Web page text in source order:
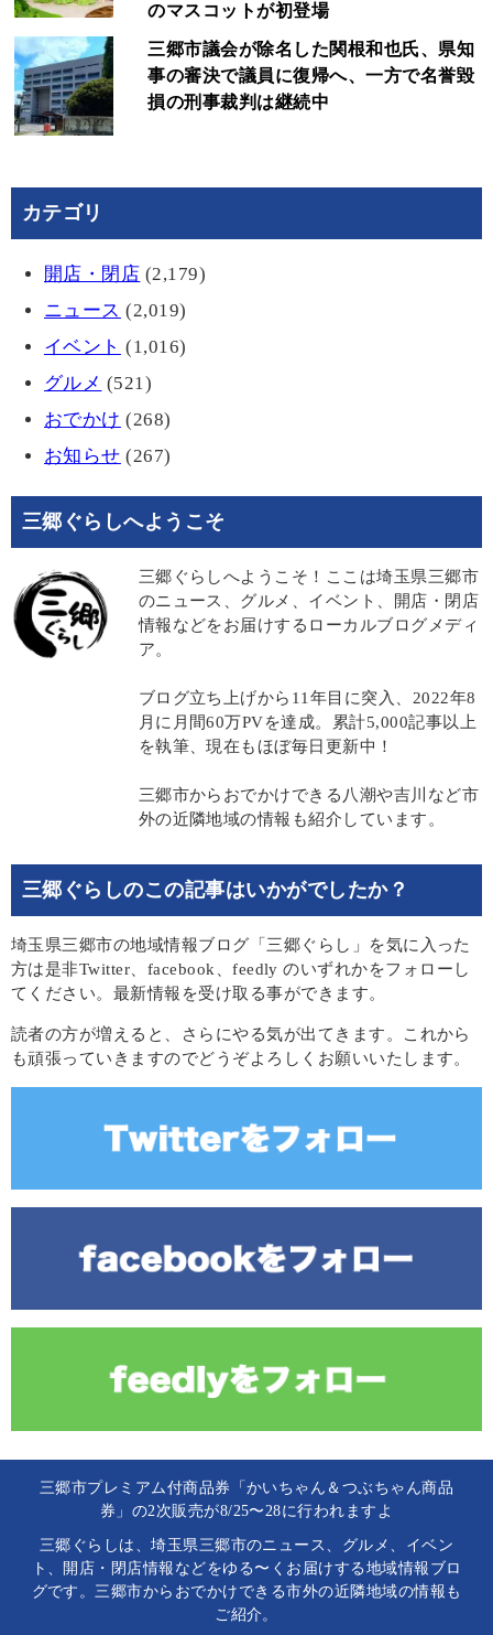
のマスコットが初登場
三郷市議会が除名した関根和也氏、県知
事の審決で議員に復帰へ、一方で名誉毀
損の刑事裁判は継続中
カテゴリ
開店・閉店 (2,179)
ニュース (2,019)
イベント (1,016)
グルメ (521)
おでかけ (268)
お知らせ (267)
三郷ぐらしへようこそ
三郷ぐらしへようこそ！ここは埼玉県三郷市
のニュース、グルメ、イベント、開店・閉店
情報などをお届けするローカルブログメディ
ア。
ブログ立ち上げから11年目に突入、2022年8
月に月間60万PVを達成。累計5,000記事以上
を執筆、現在もほぼ毎日更新中！
三郷市からおでかけできる八潮や吉川など市
外の近隣地域の情報も紹介しています。
三郷ぐらしのこの記事はいかがでしたか？
埼玉県三郷市の地域情報ブログ「三郷ぐらし」を気に入った
方は是非Twitter、facebook、feedly のいずれかをフォローし
てください。最新情報を受け取る事ができます。
読者の方が増えると、さらにやる気が出てきます。これから
も頑張っていきますのでどうぞよろしくお願いいたします。
三郷市プレミアム付商品券「かいちゃん＆つぶちゃん商品
券」の2次販売が8/25〜28に行われますよ
三郷ぐらしは、埼玉県三郷市のニュース、グルメ、イベン
ト、開店・閉店情報などをゆる〜くお届けする地域情報ブロ
グです。三郷市からおでかけできる市外の近隣地域の情報も
ご紹介。